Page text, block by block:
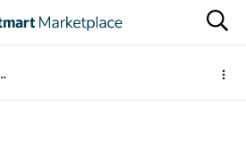
Apenas o Celular 📲💸